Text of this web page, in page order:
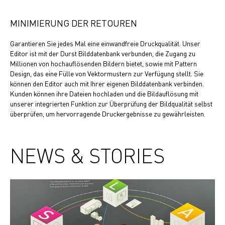
MINIMIERUNG DER RETOUREN
Garantieren Sie jedes Mal eine einwandfreie Druckqualität. Unser
Editor ist mit der Durst Bilddatenbank verbunden, die Zugang zu
Millionen von hochauflösenden Bildern bietet, sowie mit Pattern
Design, das eine Fülle von Vektormustern zur Verfügung stellt. Sie
können den Editor auch mit Ihrer eigenen Bilddatenbank verbinden.
Kunden können ihre Dateien hochladen und die Bildauflösung mit
unserer integrierten Funktion zur Überprüfung der Bildqualität selbst
überprüfen, um hervorragende Druckergebnisse zu gewährleisten.
NEWS & STORIES